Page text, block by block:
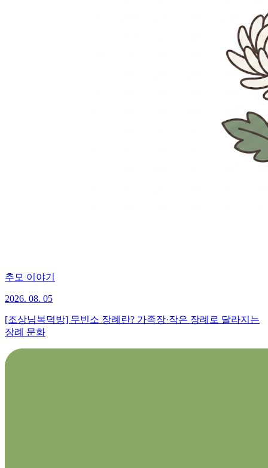
추모 이야기
2026. 08. 05
[조상님복덕방] 무빈소 장례란? 가족장·작은 장례로 달라지는
장례 문화